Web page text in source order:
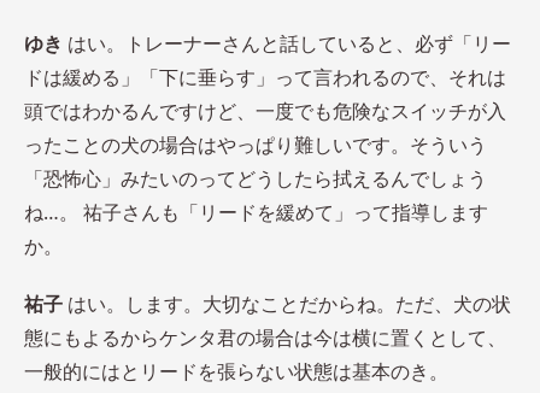
ゆき はい。トレーナーさんと話していると、必ず「リー
ドは緩める」「下に垂らす」って言われるので、それは
頭ではわかるんですけど、一度でも危険なスイッチが入
ったことの犬の場合はやっぱり難しいです。そういう
「恐怖心」みたいのってどうしたら拭えるんでしょう
ね…。 祐子さんも「リードを緩めて」って指導します
か。
祐子 はい。します。大切なことだからね。ただ、犬の状
態にもよるからケンタ君の場合は今は横に置くとして、
一般的にはとリードを張らない状態は基本のき。